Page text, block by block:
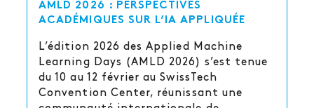
AMLD 2026 : PERSPECTIVES
ACADÉMIQUES SUR L’IA APPLIQUÉE
L’édition 2026 des Applied Machine
Learning Days (AMLD 2026) s’est tenue
du 10 au 12 février au SwissTech
Convention Center, réunissant une